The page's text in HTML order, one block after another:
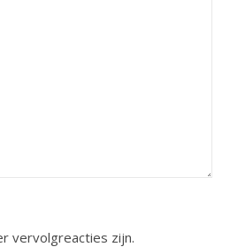
vervolgreacties zijn.